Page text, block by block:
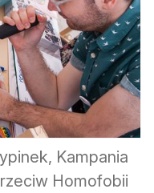
Kampania
Homofobii